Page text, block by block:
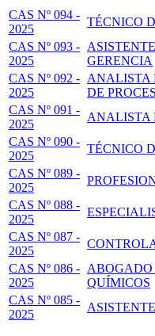
CAS Nº 094 -
2025
TÉCNICO
CAS Nº 093 -
2025
GERENCIA
CAS Nº 092 -
2025
ANALISTA
DE
CAS Nº 091 -
2025
ANALISTA
CAS Nº 090 -
2025
TÉCNICO
CAS Nº 089 -
2025
CAS Nº 088 -
2025
CAS Nº 087 -
2025
CAS Nº 086 -
2025
ABOGADO
QUÍMICOS
CAS Nº 085 -
2025